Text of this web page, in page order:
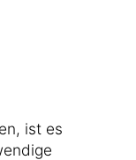
ist es